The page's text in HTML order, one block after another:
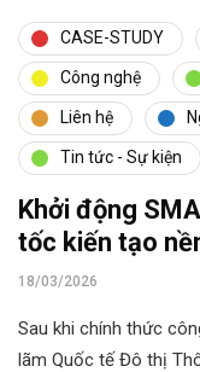
CASE-STUDY
Công nghệ
Liên hệ
Tin tức - Sự kiện
Khởi động
tốc kiến tạo
minh Việt Nam
18/03/2026
Sau khi chính thức
lãm Quốc tế Đô thị